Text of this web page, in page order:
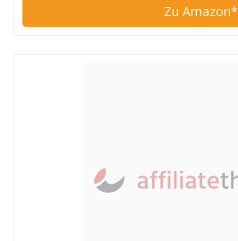
Zu Amazon*